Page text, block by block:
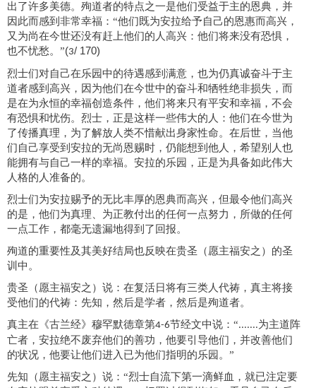
出了许多美德。殉道者的特点之一是他们受益于主的恩典，并
因此而感到非常幸福： “他们既为安拉给予自己的恩惠而高兴，
又为尚在今世还没有赶上他们的人高兴：他们将来没有恐惧，
也不忧愁。 ”(3/ 170)
烈士们对自己在乐园中的待遇感到满意，也为仍真诚奋斗于主
道者感到高兴，因为他们在今世中的奋斗和牺牲绝非损失，而
是在为永恒的幸福创造条件，他们将来只有平安和幸福，不会
有恐惧和忧伤。烈士，正是这样一些伟大的人：他们在今世为
了传播真理，为了解放人类不惜献出身家性命。在后世，当他
们自己享受到安拉的无尚恩赐时，仍能想到他人，希望别人也
能拥有与自己一样的幸福。安拉的乐园，正是为具备如此伟大
人格的人准备的。
烈士们为安拉赐予的无比丰厚的恩典而高兴，但最令他们高兴
的是，他们为真理、为正教付出的任何一点努力，所做的任何
一点工作，都毫无遗漏地得到了回报。
殉道的重要性及其美好结局也反映在贵圣（愿主福安之）的圣
训 中。
贵圣（愿主福安之）说：在复活日将有三类人代祷，真主将接
受他们的代祷：先知，然后是学者，然后是殉道者。
真主在《古兰经》穆罕默德章第4-6节经文中说：“.......为主道阵
亡者，安拉绝不废弃他们的善功，他要引导他们，并改善他们
的状况，他要让他们进入已为他们指明的乐园。”
先知（愿主福安之）说： “烈士自流下第一滴鲜血，就已注定要